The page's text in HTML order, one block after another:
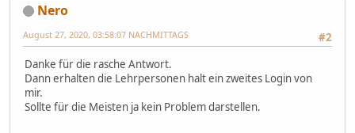
Nero
#2
August 27, 2020, 03:58:07 NACHMITTAGS
Danke für die rasche Antwort.
Dann erhalten die Lehrpersonen halt ein zweites Login von
mir.
Sollte für die Meisten ja kein Problem darstellen.